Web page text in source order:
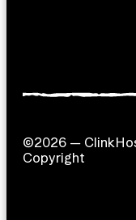
©2026 —
Copyright